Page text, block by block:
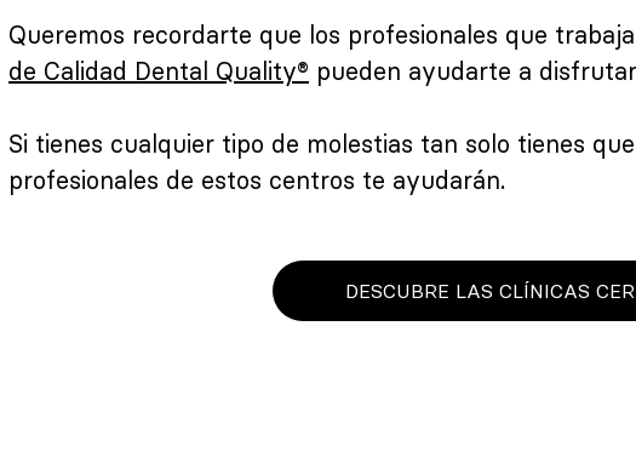
Queremos recordarte que los profesionales que
de Calidad Dental Quality® pueden ayudarte a
Si tienes cualquier tipo de molestias tan solo tienes que
profesionales de estos centros te ayudarán.
DESCUBRE LAS CLÍNICAS